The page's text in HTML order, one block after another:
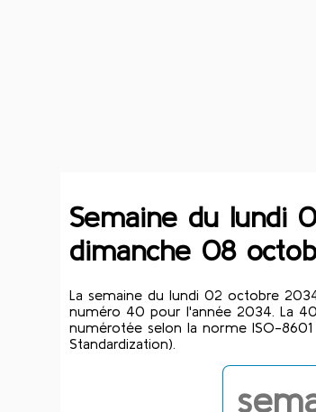
Semaine du lundi
dimanche 08
La semaine du lundi 02 octobre
numéro 40 pour l'année 2034. La
numérotée selon la norme ISO-
Standardization).